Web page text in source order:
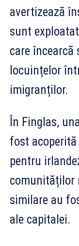
avertizează
sunt
care încearcă
locuințelor
imigranților.
În Finglas,
fost acoperită
pentru
comunităților
similare au
ale capitalei.